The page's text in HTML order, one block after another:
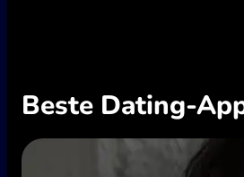
Beste Dating-